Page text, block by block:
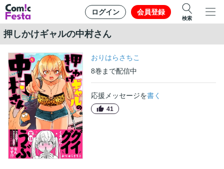
ログイン 会員登録
検索
押しかけギャルの中村さん
おりはらさちこ
8巻 まで配信中
応援メッセージを書く
41